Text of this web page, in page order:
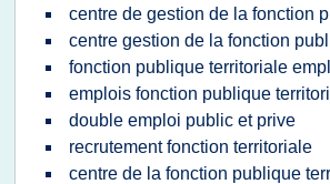
centre de gestion de la fonction
centre gestion de la fonction
fonction publique territoriale
emplois fonction publique
double emploi public et prive
recrutement fonction territoriale
centre de la fonction publique